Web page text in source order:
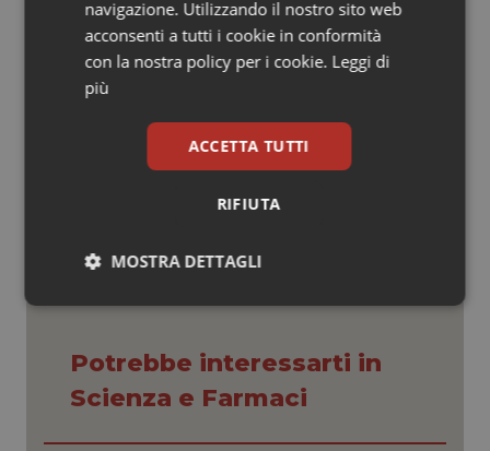
virus non circolanti in Italia. In generale, mascherina e
igiene delle mani restano le due misure più efficaci. Non
ci sono altri consigli specifici oltre a questi”,
concludeAndreoni
11 Maggio 2026
Potrebbe interessarti in
Scienza e Farmaci
navigazione. Utilizzando il nostro sito web
acconsenti a tutti i cookie in conformità
con la nostra policy per i cookie. Leggi di
più
ACCETTA TUTTI
RIFIUTA
MOSTRA DETTAGLI
Necessari Statistici Marketing